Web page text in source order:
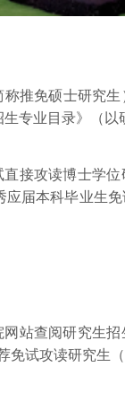
推免硕士研究
专业目录》（以
接攻读博士学
应届本科毕业生
站查阅研究生
免试攻读研究生